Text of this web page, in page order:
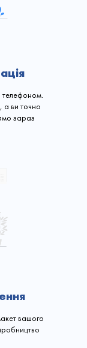
телефоном.
а ви точно
зараз
вашого